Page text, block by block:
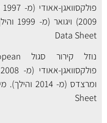
2009) ויגואר (מ- 1999 והילך). מידע טכני:
Data Sheet
ומרצדס (מ- 2014 והילך). מידע טכני:
Sheet